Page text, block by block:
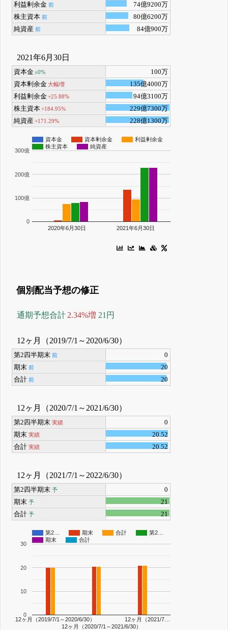
利益剰余金 前
74億9200万
株主資本 前
80億6200万
純資産 前 84億900万
2021年6月30日
資本金±0%
100万
資本剰余金大幅増
135億4000万
利益剰余金+25.88%
94億3100万
株主資本+184.95%
229億7300万
純資産+171.29% 228億1300万
資本金 資本剰余金
利益剰余金
株主資本
純資産
2020年6月30日 2021年6月30日
0
100億
200億
300億
個別配当予想の修正
通期予想合計 2.34%増 21円
12ヶ月（2019/7/1～2020/6/30）
第2四半期末 前
0
期末 前
20
合計 前 20
12ヶ月（2020/7/1～2021/6/30）
第2四半期末実績
0
期末実績
20.52
合計実績 20.52
12ヶ月（2021/7/1～2022/6/30）
第2四半期末 予
0
期末 予
21
合計 予 21
第2… 期末 合計
第2…
期末
合計
12ヶ月（2019/7/1～2020/6/30）
12ヶ月（2020/7/1～2021/6/30）
12ヶ月（2021/7…
0
10
20
30